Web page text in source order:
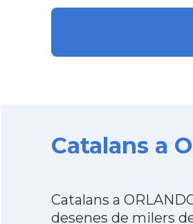
Catalans a
Catalans a
desenes de milers